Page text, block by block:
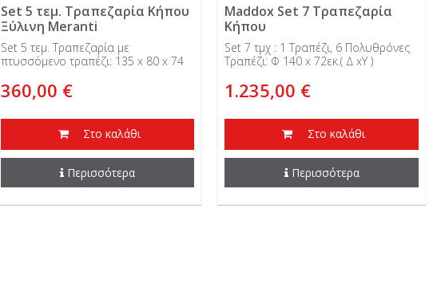
Set 5 τεμ. Τραπεζαρία Κήπου
Ξύλινη Meranti
Set 5 τεμ. Τραπεζαρία με
πτυσσόμενο τραπέζι: 135 x 80 x 74
360,00 €
Στο καλάθι
Περισσότερα
Maddox Set 7 Τραπεζαρία
Κήπου
Set 7 τμχ : 1 Τραπέζι, 6 Πολυθρόνες
Τραπέζι: Φ 140 x 72εκ.( Δ xΥ )
1.235,00 €
Στο καλάθι
Περισσότερα